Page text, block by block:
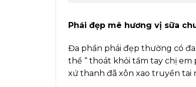
Phái đẹp mê hương vị sữa
Đa phần phái đẹp thường có
thể “ thoát khỏi tầm tay chị em
xứ thanh đã xôn xao truyền tai